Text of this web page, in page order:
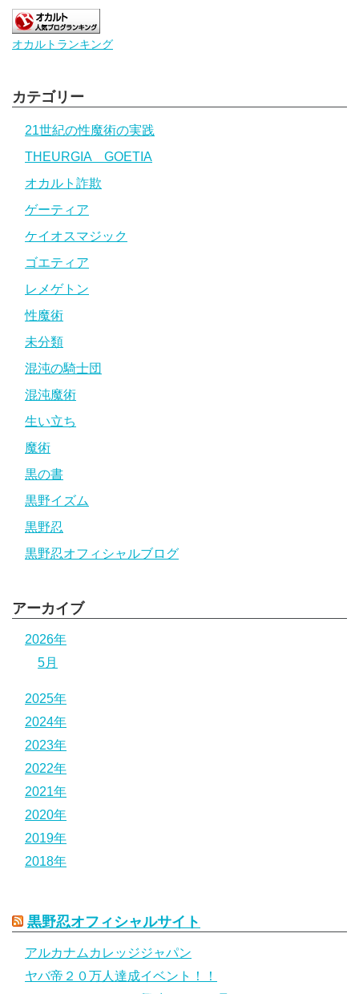
オカルトランキング
カテゴリー
21世紀の性魔術の実践
THEURGIA GOETIA
オカルト詐欺
ゲーティア
ケイオスマジック
ゴエティア
レメゲトン
性魔術
未分類
混沌の騎士団
混沌魔術
生い立ち
魔術
黒の書
黒野イズム
黒野忍
黒野忍オフィシャルブログ
アーカイブ
2026年
5月
2025年
2024年
2023年
2022年
2021年
2020年
2019年
2018年
黒野忍オフィシャルサイト
アルカナムカレッジジャパン
ヤバ帝２０万人達成イベント！！